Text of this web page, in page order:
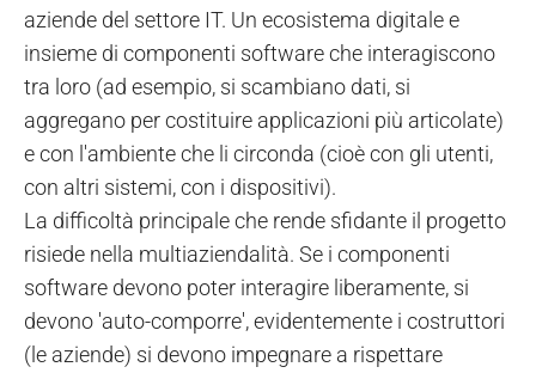
aziende del settore IT. Un ecosistema digitale e
insieme di componenti software che interagiscono
tra loro (ad esempio, si scambiano dati, si
aggregano per costituire applicazioni più articolate)
e con l'ambiente che li circonda (cioè con gli utenti,
con altri sistemi, con i dispositivi).
La difficoltà principale che rende sfidante il progetto
risiede nella multiaziendalità. Se i componenti
software devono poter interagire liberamente, si
devono 'auto-comporre', evidentemente i costruttori
(le aziende) si devono impegnare a rispettare